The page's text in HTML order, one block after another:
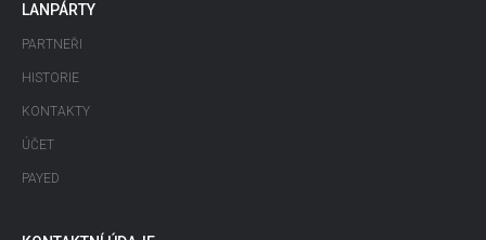
LANPÁRTY
PARTNEŘI
HISTORIE
KONTAKTY
ÚČET
PAYED